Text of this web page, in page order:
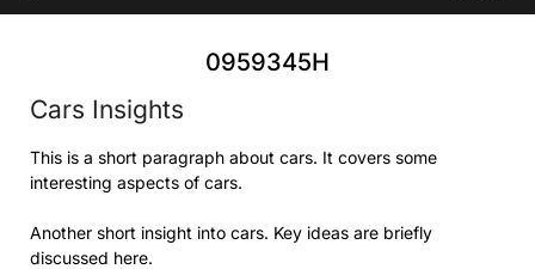
0959345H
Cars Insights
This is a short paragraph about cars. It covers some
interesting aspects of cars.
Another short insight into cars. Key ideas are briefly
discussed here.